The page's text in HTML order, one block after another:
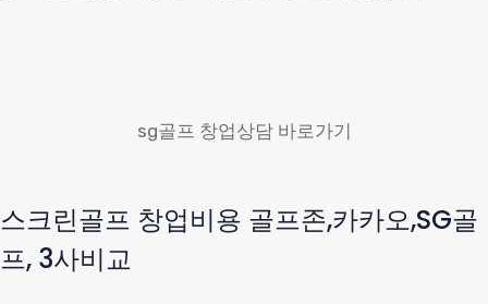
sg골프 창업상담 바로가기
스크린골프 창업비용 골프존,카카오,SG골
프, 3사비교